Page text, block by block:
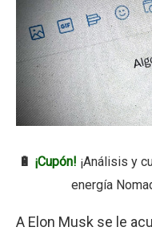
🔋 ¡Cupón! ¡Análisis y
energía
A Elon Musk se le